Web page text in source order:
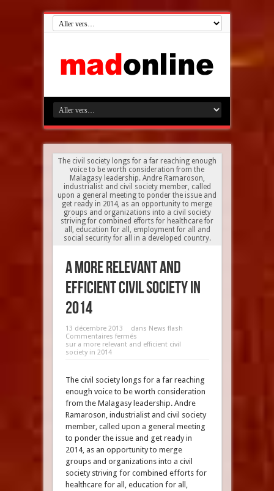
The civil society longs for a far reaching enough
voice to be worth consideration from the
Malagasy leadership. Andre Ramaroson,
industrialist and civil society member, called
upon a general meeting to ponder the issue and
get ready in 2014, as an opportunity to merge
groups and organizations into a civil society
striving for combined efforts for healthcare for
all, education for all, employment for all and
social security for all in a developed country.
a more relevant and
efficient civil society in
2014
13 décembre 2013 dans News flash
Commentaires fermés
sur a more relevant and efficient civil
society in 2014
The civil society longs for a far reaching
enough voice to be worth consideration
from the Malagasy leadership. Andre
Ramaroson, industrialist and civil society
member, called upon a general meeting
to ponder the issue and get ready in
2014, as an opportunity to merge
groups and organizations into a civil
society striving for combined efforts for
healthcare for all, education for all,